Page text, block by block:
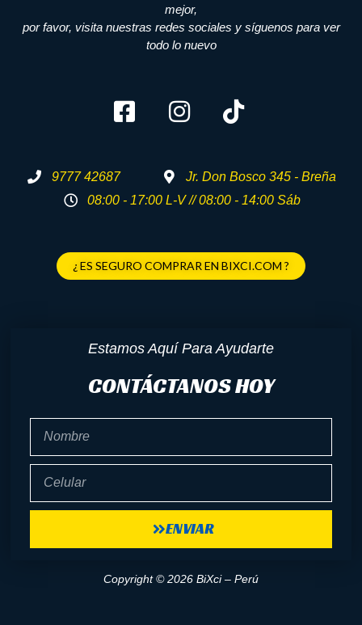
mejor,
por favor, visita nuestras redes sociales y síguenos para ver
todo lo nuevo
9777 42687
Jr. Don Bosco 345 - Breña
08:00 - 17:00 L-V // 08:00 - 14:00 Sáb
¿ ES SEGURO COMPRAR EN BIXCI.COM ?
Estamos Aquí Para Ayudarte
CONTÁCTANOS HOY
ENVIAR
Copyright © 2026 BiXci – Perú